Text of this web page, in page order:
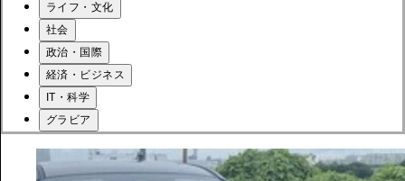
ライフ・文化
社会
政治・国際
経済・ビジネス
IT・科学
グラビア